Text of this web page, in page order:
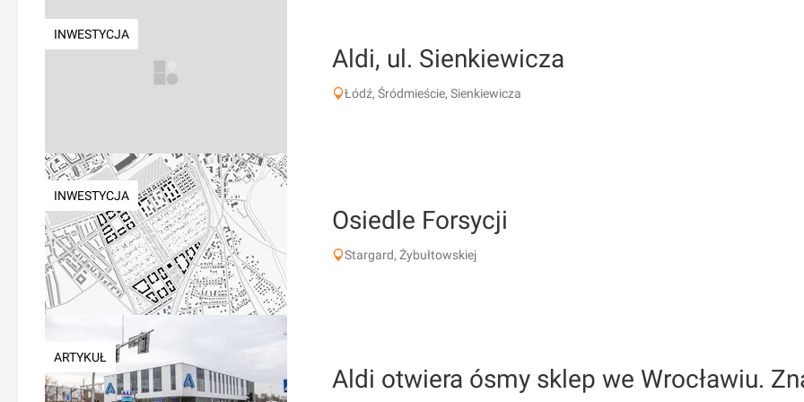
INWESTYCJA
Aldi, ul. Sienkiewicza
Łódź, Śródmieście, Sienkiewicza
INWESTYCJA
Osiedle Forsycji
Stargard, Żybułtowskiej
ARTYKUŁ
Aldi otwiera ósmy sklep we Wrocławiu.